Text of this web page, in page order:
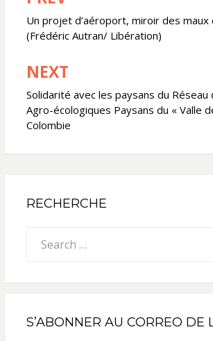
de
l’article
Un projet d’aéroport, miroir des maux
(Frédéric Autran/ Libération)
NEXT
Solidarité avec les paysans du Réseau
Agro-écologiques Paysans du « Valle
Colombie
RECHERCHE
for:
S’ABONNER AU CORREO DE